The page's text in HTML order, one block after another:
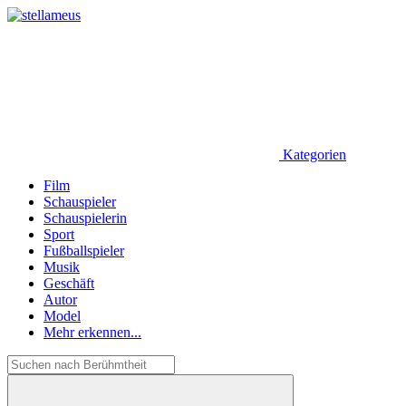
Kategorien
Film
Schauspieler
Schauspielerin
Sport
Fußballspieler
Musik
Geschäft
Autor
Model
Mehr erkennen...